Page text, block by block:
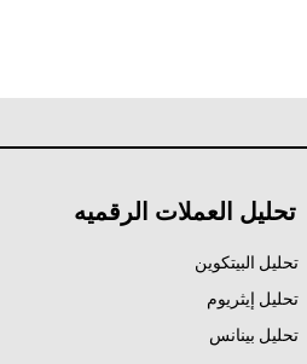
تحليل العملات الرقميه
تحليل البيتكوين
تحليل إيثريوم
تحليل بينانس